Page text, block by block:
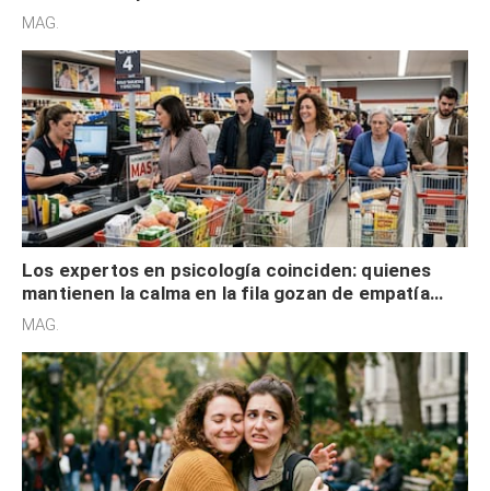
defensiva y tienen apertura social
MAG.
Los expertos en psicología coinciden: quienes
mantienen la calma en la fila gozan de empatía
cognitiva, gratitud y no solo tienen autocontrol
MAG.